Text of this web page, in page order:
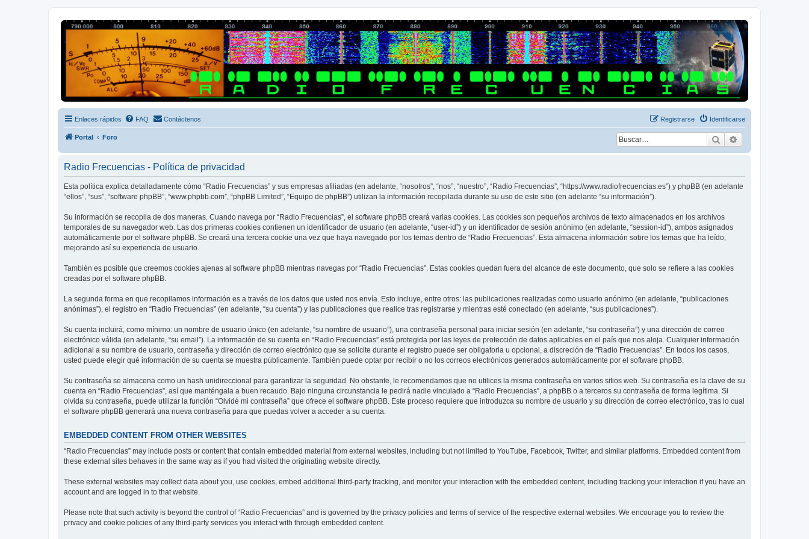
Radio Frecuencias
Foro de Radio Frecuencias
Enlaces rápidos FAQ Contáctenos Identificarse
Registrarse
Portal Foro Buscar
Radio Frecuencias - Política de privacidad
Esta política explica detalladamente cómo “Radio Frecuencias” y sus empresas afiliadas (en adelante, “nosotros”, “nos”, “nuestro”, “Radio Frecuencias”, “https://www.radiofrecuencias.es”) y phpBB (en adelante
“ellos”, “sus”, “software phpBB”, “www.phpbb.com”, “phpBB Limited”, “Equipo de phpBB”) utilizan la información recopilada durante su uso de este sitio (en adelante “su información”).
Su información se recopila de dos maneras. Cuando navega por “Radio Frecuencias”, el software phpBB creará varias cookies. Las cookies son pequeños archivos de texto almacenados en los archivos
temporales de su navegador web. Las dos primeras cookies contienen un identificador de usuario (en adelante, “user-id”) y un identificador de sesión anónimo (en adelante, “session-id”), ambos asignados
automáticamente por el software phpBB. Se creará una tercera cookie una vez que haya navegado por los temas dentro de “Radio Frecuencias”. Esta almacena información sobre los temas que ha leído,
mejorando así su experiencia de usuario.
También es posible que creemos cookies ajenas al software phpBB mientras navegas por “Radio Frecuencias”. Estas cookies quedan fuera del alcance de este documento, que solo se refiere a las cookies
creadas por el software phpBB.
La segunda forma en que recopilamos información es a través de los datos que usted nos envía. Esto incluye, entre otros: las publicaciones realizadas como usuario anónimo (en adelante, “publicaciones
anónimas”), el registro en “Radio Frecuencias” (en adelante, “su cuenta”) y las publicaciones que realice tras registrarse y mientras esté conectado (en adelante, “sus publicaciones”).
Su cuenta incluirá, como mínimo: un nombre de usuario único (en adelante, “su nombre de usuario”), una contraseña personal para iniciar sesión (en adelante, “su contraseña”) y una dirección de correo
electrónico válida (en adelante, “su email”). La información de su cuenta en “Radio Frecuencias” está protegida por las leyes de protección de datos aplicables en el país que nos aloja. Cualquier información
adicional a su nombre de usuario, contraseña y dirección de correo electrónico que se solicite durante el registro puede ser obligatoria u opcional, a discreción de “Radio Frecuencias”. En todos los casos,
usted puede elegir qué información de su cuenta se muestra públicamente. También puede optar por recibir o no los correos electrónicos generados automáticamente por el software phpBB.
Su contraseña se almacena como un hash unidireccional para garantizar la seguridad. No obstante, le recomendamos que no utilices la misma contraseña en varios sitios web. Su contraseña es la clave de su
cuenta en “Radio Frecuencias”, así que manténgala a buen recaudo. Bajo ninguna circunstancia le pedirá nadie vinculado a “Radio Frecuencias”, a phpBB o a terceros su contraseña de forma legítima. Si
olvida su contraseña, puede utilizar la función “Olvidé mi contraseña” que ofrece el software phpBB. Este proceso requiere que introduzca su nombre de usuario y su dirección de correo electrónico, tras lo cual
el software phpBB generará una nueva contraseña para que puedas volver a acceder a su cuenta.
EMBEDDED CONTENT FROM OTHER WEBSITES
“Radio Frecuencias” may include posts or content that contain embedded material from external websites, including but not limited to YouTube, Facebook, Twitter, and similar platforms. Embedded content from
these external sites behaves in the same way as if you had visited the originating website directly.
These external websites may collect data about you, use cookies, embed additional third-party tracking, and monitor your interaction with the embedded content, including tracking your interaction if you have an
account and are logged in to that website.
Please note that such activity is beyond the control of “Radio Frecuencias” and is governed by the privacy policies and terms of service of the respective external websites. We encourage you to review the
privacy and cookie policies of any third-party services you interact with through embedded content.